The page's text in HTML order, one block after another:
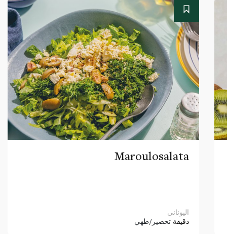
Maroulosalata
اليوناني
دقيقة تحضير/طهي